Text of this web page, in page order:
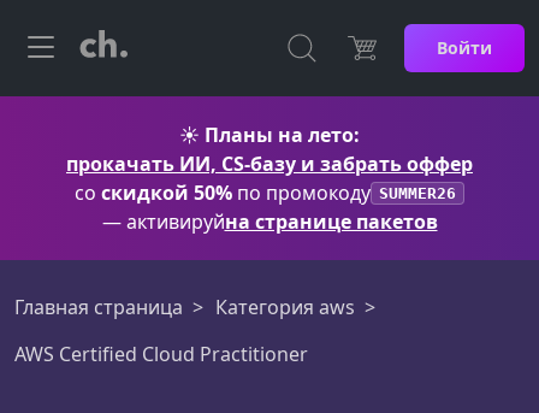
Войти
☀️ Планы на лето:
прокачать ИИ, CS-базу и забрать оффер
со скидкой 50% по промокоду SUMMER26
— активируйна странице пакетов
Главная страница
Категория aws
AWS Certified Cloud Practitioner